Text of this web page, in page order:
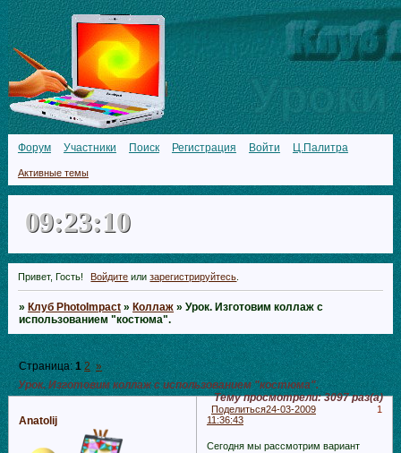
Форум Участники Поиск Регистрация Войти Ц.Палитра
Активные темы
09:23:12
Привет, Гость! Войдите илизарегистрируйтесь
»Клуб PhotoImpact »Коллаж »Урок. Изготовим кoллаж с
использованием "костюма".
Урок. Изготовим кoллаж с использованием "костюма".
Тему просмотрели:3097раз(а)
Страница:1 2 »
Поделиться 1
24-03-2009
11:36:43
Anatolij
Сегодня мы рассмотрим вариант